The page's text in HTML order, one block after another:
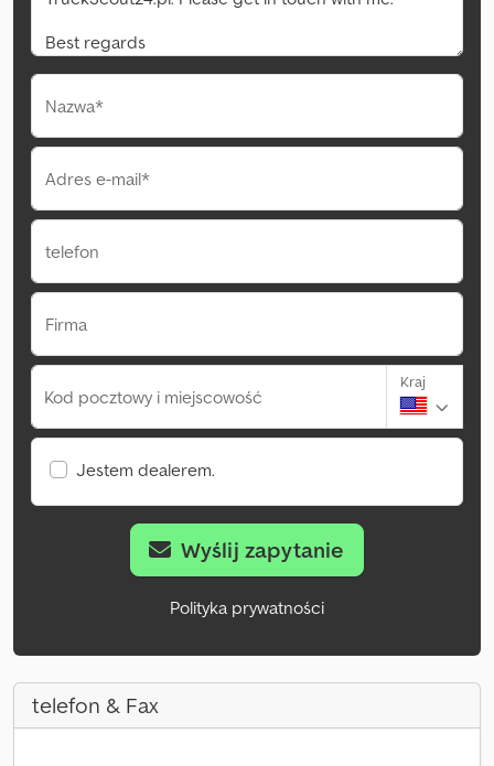
Nazwa*
Adres e-mail*
telefon
Firma
Kod pocztowy i miejscowość
Kraj
Jestem dealerem.
Wyślij zapytanie
Polityka prywatności
telefon & Fax